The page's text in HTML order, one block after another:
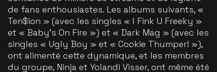
de fans enthousiastes. Les albums suivants, «
Ten$ion » (avec les singles « I Fink U Freeky »
et « Baby’s On Fire ») et « Dark Mag » (avec les
singles « Ugly Boy » et « Cookie Thumper! »),
ont alimenté cette dynamique, et les membres
du groupe, Ninja et Yolandi Visser, ont même été